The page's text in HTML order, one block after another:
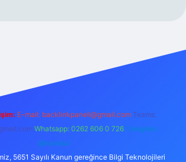
E-mail: backlinkpaneli@gmail.com Teams:
Whatsapp: 0262 606 0 726 Telegram:
@karabul
5651 Sayılı Kanun gereğince Bilgi Teknolojileri